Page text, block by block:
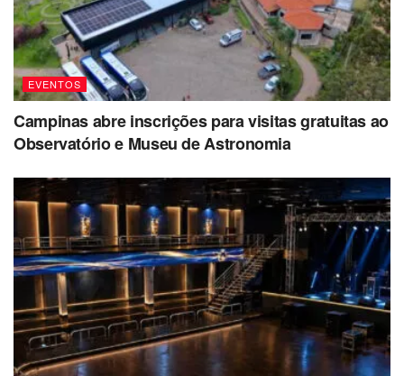
EVENTOS
Campinas abre inscrições para visitas gratuitas ao
Observatório e Museu de Astronomia